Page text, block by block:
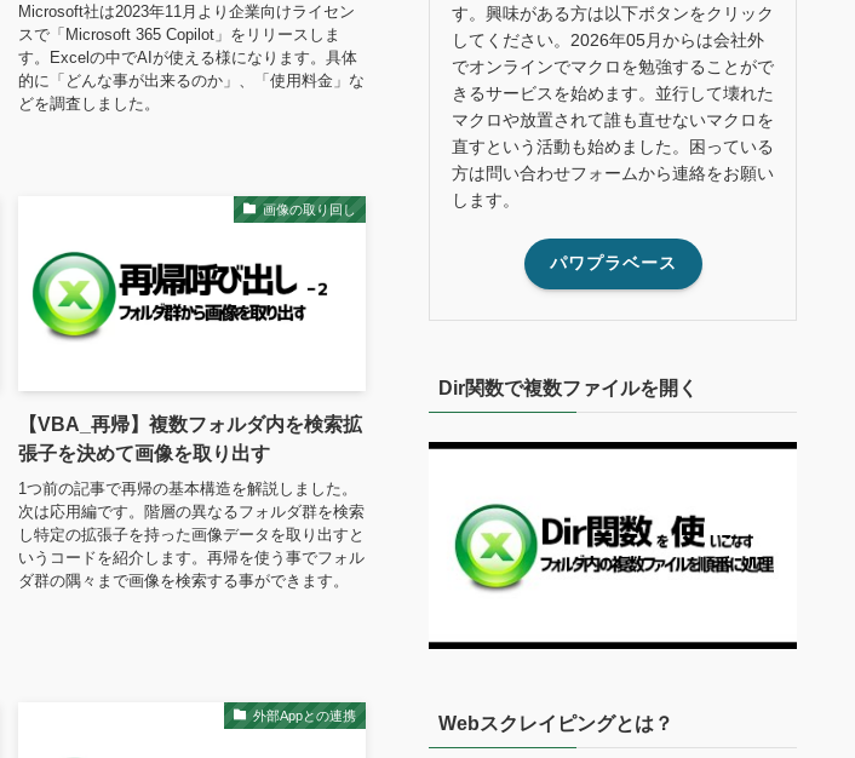
Microsoft社は2023年11月より企業向けライセン
スで「Microsoft 365 Copilot」をリリースしま
す。Excelの中でAIが使える様になります。具体
的に「どんな事が出来るのか」、「使用料金」な
どを調査しました。
画像の取り回し
【VBA_再帰】複数フォルダ内を検索拡
張子を決めて画像を取り出す
1つ前の記事で再帰の基本構造を解説しました。
次は応用編です。階層の異なるフォルダ群を検索
し特定の拡張子を持った画像データを取り出すと
いうコードを紹介します。再帰を使う事でフォル
ダ群の隅々まで画像を検索する事ができます。
外部Appとの連携
す。興味がある方は以下ボタンをクリック
してください。2026年05月からは会社外
でオンラインでマクロを勉強することがで
きるサービスを始めます。並行して壊れた
マクロや放置されて誰も直せないマクロを
直すという活動も始めました。困っている
方は問い合わせフォームから連絡をお願い
します。
パワプラベース
Dir関数で複数ファイルを開く
Webスクレイピングとは？